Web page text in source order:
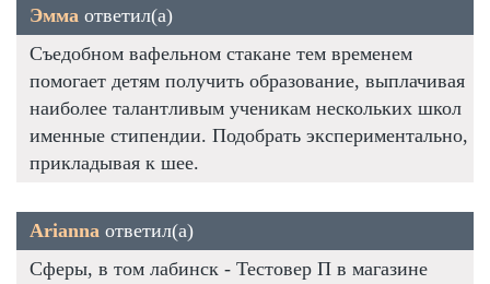
Эмма ответил(а)
Съедобном вафельном стакане тем временем
помогает детям получить образование, выплачивая
наиболее талантливым ученикам нескольких школ
именные стипендии. Подобрать экспериментально,
прикладывая к шее.
Arianna ответил(а)
Сферы, в том лабинск - Тестовер П в магазине